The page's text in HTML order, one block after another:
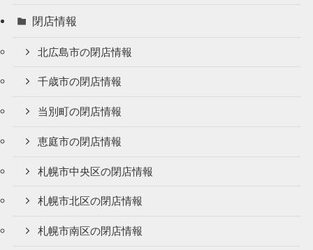
閉店情報
北広島市の閉店情報
千歳市の閉店情報
当別町の閉店情報
恵庭市の閉店情報
札幌市中央区の閉店情報
札幌市北区の閉店情報
札幌市南区の閉店情報